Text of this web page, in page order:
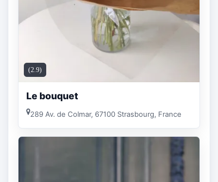
(2.9)
Le bouquet
289 Av. de Colmar, 67100 Strasbourg, France